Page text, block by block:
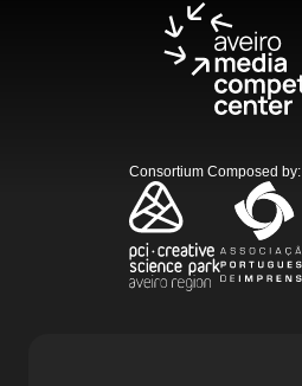
Consortium Composed by: